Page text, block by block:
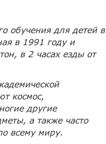
обучения для детей в
в 1991 году и
в 2 часах езды от
космос,
другие
а также часто
всему миру.